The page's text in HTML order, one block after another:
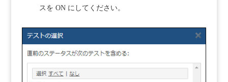
スを ON にしてください。